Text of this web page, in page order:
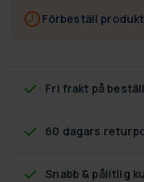
Förbeställ
Fri frakt på
60 dagars
Snabb & pålitlig